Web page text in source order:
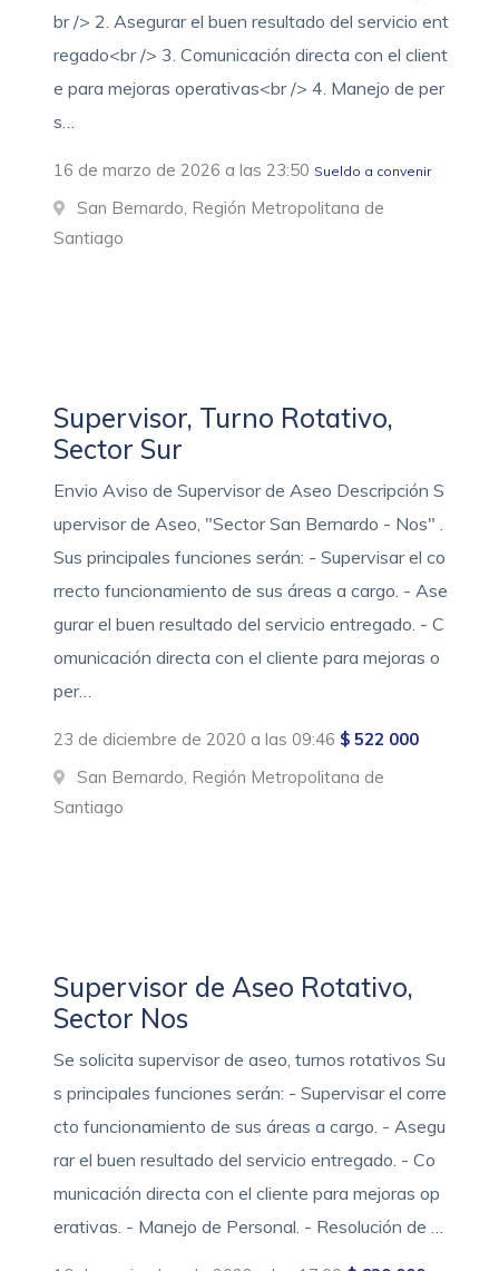
br /> 2. Asegurar el buen resultado del servicio ent
regado<br /> 3. Comunicación directa con el client
e para mejoras operativas<br /> 4. Manejo de per
s…
16 de marzo de 2026 a las 23:50 Sueldo a convenir
San Bernardo, Región Metropolitana de
Santiago
Supervisor, Turno Rotativo,
Sector Sur
Envio Aviso de Supervisor de Aseo Descripción S
upervisor de Aseo, "Sector San Bernardo - Nos" .
Sus principales funciones serán: - Supervisar el co
rrecto funcionamiento de sus áreas a cargo. - Ase
gurar el buen resultado del servicio entregado. - C
omunicación directa con el cliente para mejoras o
per…
23 de diciembre de 2020 a las 09:46 $ 522 000
San Bernardo, Región Metropolitana de
Santiago
Supervisor de Aseo Rotativo,
Sector Nos
Se solicita supervisor de aseo, turnos rotativos Su
s principales funciones serán: - Supervisar el corre
cto funcionamiento de sus áreas a cargo. - Asegu
rar el buen resultado del servicio entregado. - Co
municación directa con el cliente para mejoras op
erativas. - Manejo de Personal. - Resolución de …